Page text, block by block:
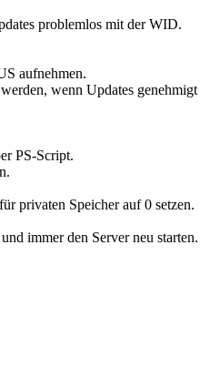
problemlos mit der WID.
aufnehmen.
wenn Updates genehmigt
PS-Script.
privaten Speicher auf 0 setzen.
immer den Server neu starten.